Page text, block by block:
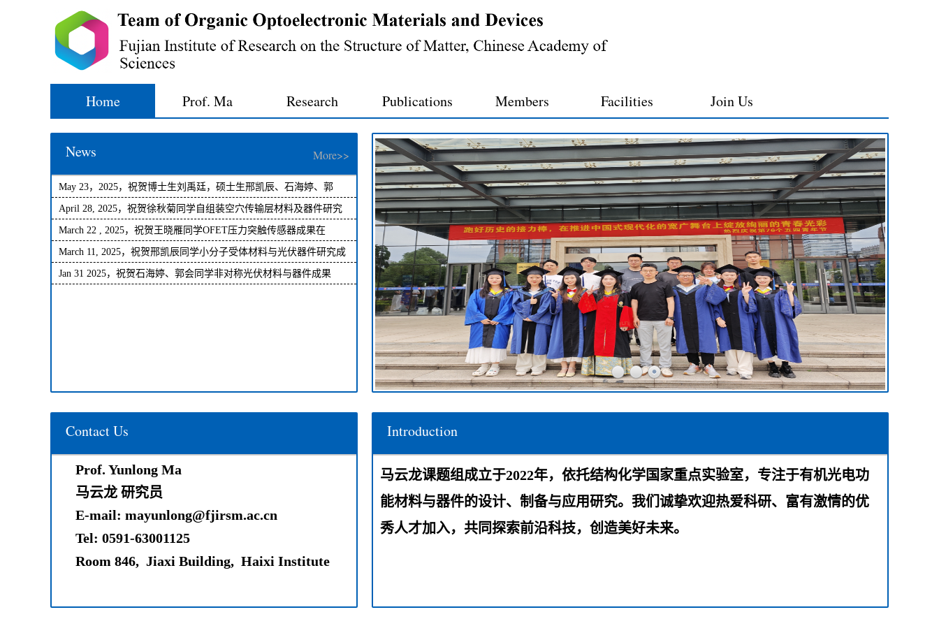
Home Prof. Ma Research Publications Members Facilities Join Us
News More>>
May 23，2025，祝贺博士生刘禹廷，硕士生邢凯辰、石海婷、郭
会、刘丽、徐秋菊、王晓雁通过毕业论文答辩 [2025-07-23]
April 28, 2025，祝贺徐秋菊同学自组装空穴传输层材料及器件研究
成果“π-Extended benzocarbazole-based self-assembled monolayer
materials for high-performance organic solar cells and modules”在
SCIENCE CHINA Chemistry杂志发表 [2025-07-23]
March 22 , 2025，祝贺王晓雁同学OFET压力突触传感器成果在
Journal of Colloid and Interface Science发表 [2025-07-23]
March 11, 2025，祝贺邢凯辰同学小分子受体材料与光伏器件研究成
果“Photovoltage Enhancement of M-Series Acceptor-Based Polymer
Jan 31 2025，祝贺石海婷、郭会同学非对称光伏材料与器件成果
Contact Us
Prof. Yunlong Ma
马云龙 研究员
E-mail: mayunlong@fjirsm.ac.cn
Tel: 0591-63001125
Room 846, Jiaxi Building, Haixi Institute
Introduction
马云龙课题组成立于2022年，依托结构化学国家重点实验室，专注于有机光电功
能材料与器件的设计、制备与应用研究。我们诚挚欢迎热爱科研、富有激情的优
秀人才加入，共同探索前沿科技，创造美好未来。